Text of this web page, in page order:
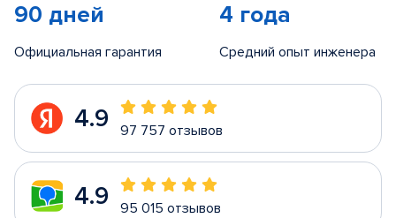
90 дней
Официальная гарантия
4 года
Средний опыт инженера
4.9 97 757 отзывов
4.9 95 015 отзывов